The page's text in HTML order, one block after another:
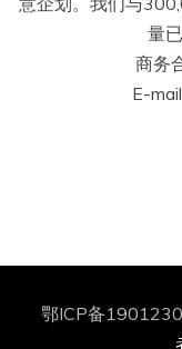
量
商务
E-
鄂ICP备